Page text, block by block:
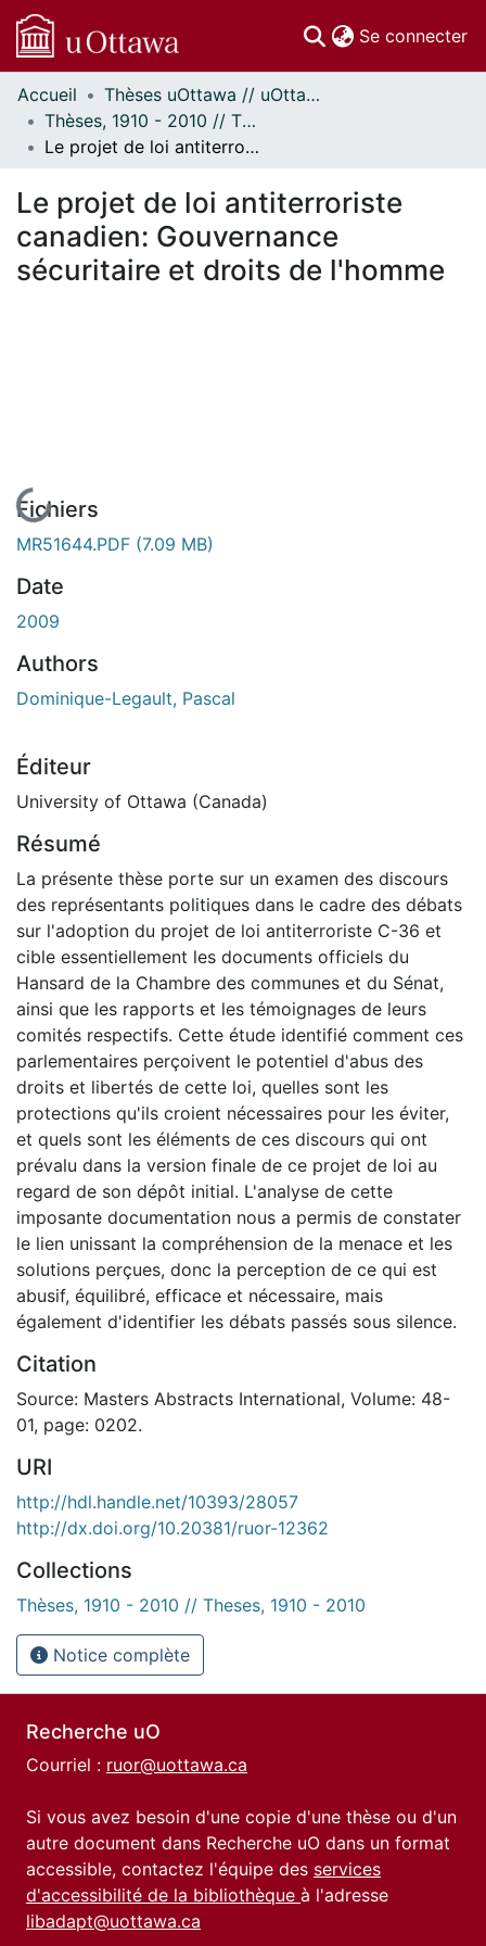
Se connecter
Communautés
et collections
Parcourir
À propos
Accueil
Thèses uOttawa // uOttawa Theses
Thèses, 1910 - 2010 // Theses, 1910 - 2010
Le projet de loi antiterroriste canadien: Gouvernance sécuritaire et droits de l'homme
Le projet de loi antiterroriste
canadien: Gouvernance
sécuritaire et droits de l'homme
En cours de chargement...
Fichiers
MR51644.PDF (7.09 MB)
Date
2009
Authors
Dominique-Legault, Pascal
Éditeur
University of Ottawa (Canada)
Résumé
La présente thèse porte sur un examen des discours
des représentants politiques dans le cadre des débats
sur l'adoption du projet de loi antiterroriste C-36 et
cible essentiellement les documents officiels du
Hansard de la Chambre des communes et du Sénat,
ainsi que les rapports et les témoignages de leurs
comités respectifs. Cette étude identifié comment ces
parlementaires perçoivent le potentiel d'abus des
droits et libertés de cette loi, quelles sont les
protections qu'ils croient nécessaires pour les éviter,
et quels sont les éléments de ces discours qui ont
prévalu dans la version finale de ce projet de loi au
regard de son dépôt initial. L'analyse de cette
imposante documentation nous a permis de constater
le lien unissant la compréhension de la menace et les
solutions perçues, donc la perception de ce qui est
abusif, équilibré, efficace et nécessaire, mais
également d'identifier les débats passés sous silence.
Citation
Source: Masters Abstracts International, Volume: 48-
01, page: 0202.
URI
http://hdl.handle.net/10393/28057
http://dx.doi.org/10.20381/ruor-12362
Collections
Thèses, 1910 - 2010 // Theses, 1910 - 2010
Notice complète
Recherche uO
Courriel : ruor@uottawa.ca
Si vous avez besoin d'une copie d'une thèse ou d'un
autre document dans Recherche uO dans un format
accessible, contactez l'équipe des services
d'accessibilité de la bibliothèque à l'adresse
libadapt@uottawa.ca